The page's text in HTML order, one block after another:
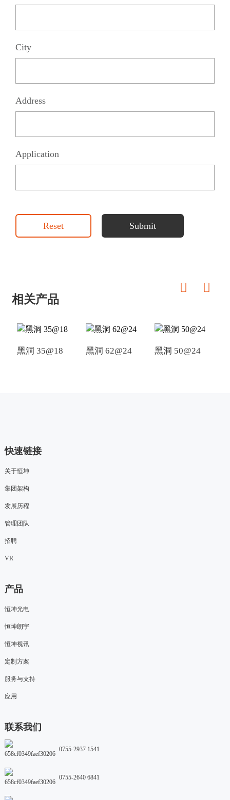
City
Address
Application
Reset Submit
相关产品
黑洞 35@18 黑洞 62@24 黑洞 50@24
快速链接
关于恒坤
集团架构
发展历程
管理团队
招聘
VR
产品
恒坤光电
恒坤朗宇
恒坤视讯
定制方案
服务与支持
应用
联系我们
0755-2937 1541
0755-2640 6841